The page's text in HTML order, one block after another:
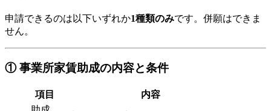
申請できるのは以下いずれか1種類のみです。併願はできま
せん。
① 事業所家賃助成の内容と条件
項目
内容